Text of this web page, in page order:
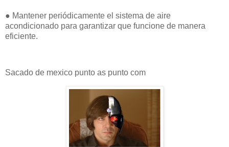
● Mantener periódicamente el sistema de aire
acondicionado para garantizar que funcione de manera
eficiente.
Sacado de mexico punto as punto com